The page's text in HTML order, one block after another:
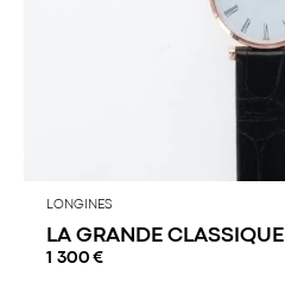
LONGINES
LA GRANDE CLASSIQUE
1 300 €